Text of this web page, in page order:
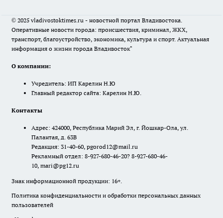
© 2025 vladivostoktimes.ru - новостной портал Владивостока.
Оперативные новости города: происшествия, криминал, ЖКХ,
транспорт, благоустройство, экономика, культура и спорт. Актуальная
информация о жизни города Владивосток"
О компании:
Учредитель: ИП Карелин Н.Ю
Главный редактор сайта: Карелин Н.Ю.
Контакты
Адрес: 424000, Республика Марий Эл, г. Йошкар-Ола, ул.
Палантая, д. 63В
Редакция: 31-40-60, pgorod12@mail.ru
Рекламный отдел: 8-927-680-46-20? 8-927-680-46-
10, mari@pg12.ru
Знак информационной продукции: 16+.
Политика конфиденциальности и обработки персональных данных
пользователей